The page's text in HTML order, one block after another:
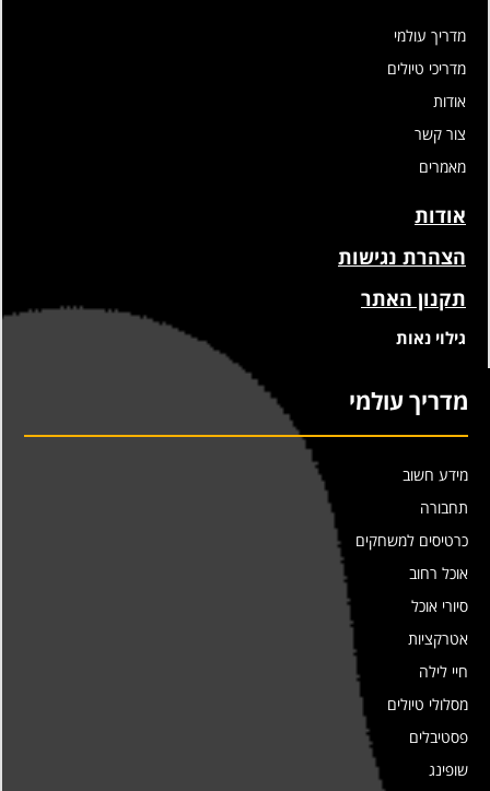
מדריך עולמי
מדריכי טיולים
אודות
צור קשר
מאמרים
אודות
הצהרת נגישות
תקנון האתר
גילוי נאות
מדריך עולמי
מידע חשוב
תחבורה
כרטיסים למשחקים
אוכל רחוב
סיורי אוכל
אטרקציות
חיי לילה
מסלולי טיולים
פסטיבלים
שופינג